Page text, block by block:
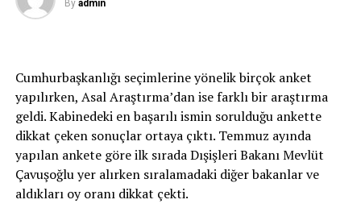
edildi. Petrol fiyatları üzerinde ise küresel talebe yönelik
onarımları gibi arz yönlü unsurların azalarak da olsa
sürdüğü bir görünüm mevcut. Bu çerçevede, ham petrol
fiyatlarına ve emtia fiyatlarının genel seviyesine ilişkin
yıl ortalaması varsayımlarımızı 2022 yılı için büyük
oranda korurken 2023 yılı için aşağı yönlü güncelledik.
Jeopolitik riskleri, tarımsal emtia ve enerji fiyatlarındaki
yüksek seviyeleri, ticaret kısıtlamalarını ve arz kısıtlarını
By admin
Cumhurbaşkanlığı seçimlerine yönelik birçok anket
yapılırken, Asal Araştırma’dan ise farklı bir araştırma
geldi. Kabinedeki en başarılı ismin sorulduğu ankette
dikkat çeken sonuçlar ortaya çıktı. Temmuz ayında
yapılan ankete göre ilk sırada Dışişleri Bakanı Mevlüt
Çavuşoğlu yer alırken sıralamadaki diğer bakanlar ve
aldıkları oy oranı dikkat çekti.